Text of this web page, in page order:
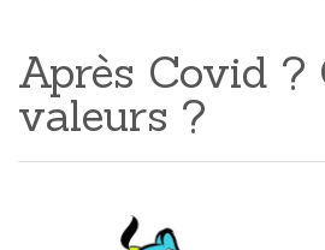
Après Covid ?
valeurs ?